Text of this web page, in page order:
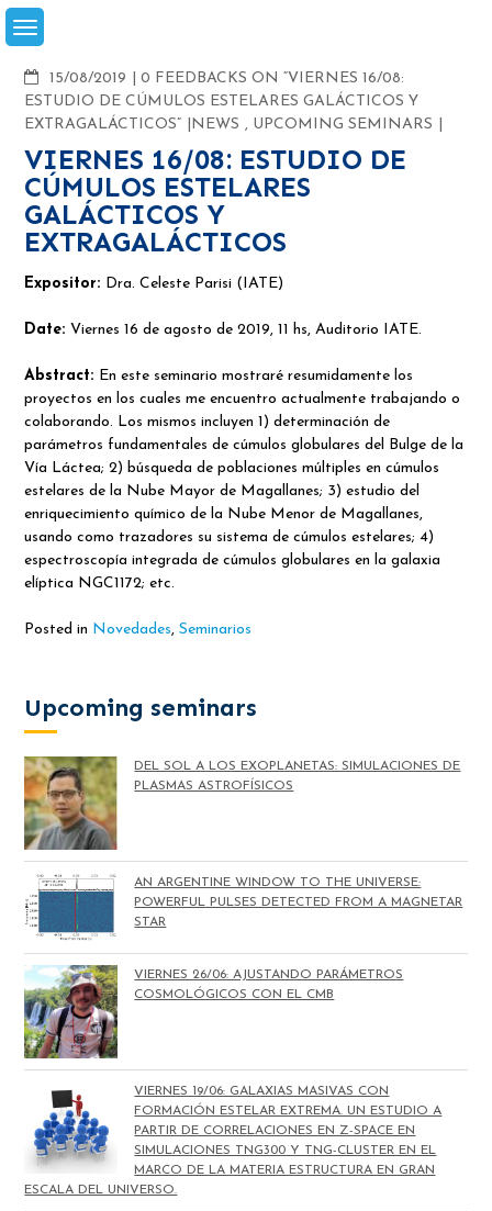
Skip
to
15/08/2019
COMMENTS
0 FEEDBACKS ON “VIERNES 16/08:
ESTUDIO DE CÚMULOS ESTELARES GALÁCTICOS Y
EXTRAGALÁCTICOS”
NEWS , UPCOMING SEMINARS
VIERNES 16/08: ESTUDIO DE
CÚMULOS ESTELARES
GALÁCTICOS Y
EXTRAGALÁCTICOS
Expositor: Dra. Celeste Parisi (IATE)
Date: Viernes 16 de agosto de 2019, 11 hs, Auditorio IATE.
Abstract: En este seminario mostraré resumidamente los
proyectos en los cuales me encuentro actualmente trabajando o
colaborando. Los mismos incluyen 1) determinación de
parámetros fundamentales de cúmulos globulares del Bulge de la
Vía Láctea; 2) búsqueda de poblaciones múltiples en cúmulos
estelares de la Nube Mayor de Magallanes; 3) estudio del
enriquecimiento químico de la Nube Menor de Magallanes,
usando como trazadores su sistema de cúmulos estelares; 4)
espectroscopía integrada de cúmulos globulares en la galaxia
elíptica NGC1172; etc.
Posted in Novedades,Seminarios
Upcoming seminars
DEL SOL A LOS EXOPLANETAS: SIMULACIONES DE
PLASMAS ASTROFÍSICOS
AN ARGENTINE WINDOW TO THE UNIVERSE:
POWERFUL PULSES DETECTED FROM A MAGNETAR
STAR
VIERNES 26/06: AJUSTANDO PARÁMETROS
COSMOLÓGICOS CON EL CMB
VIERNES 19/06: GALAXIAS MASIVAS CON
FORMACIÓN ESTELAR EXTREMA. UN ESTUDIO A
PARTIR DE CORRELACIONES EN Z-SPACE EN
SIMULACIONES TNG300 Y TNG-CLUSTER EN EL
MARCO DE LA MATERIA ESTRUCTURA EN GRAN
ESCALA DEL UNIVERSO.